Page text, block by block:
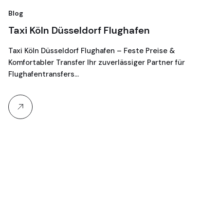
Blog
Taxi Köln Düsseldorf Flughafen
Taxi Köln Düsseldorf Flughafen – Feste Preise &
Komfortabler Transfer Ihr zuverlässiger Partner für
Flughafentransfers…